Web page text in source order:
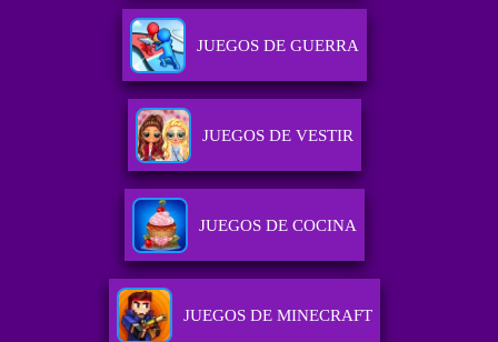
JUEGOS DE GUERRA
JUEGOS DE VESTIR
JUEGOS DE COCINA
JUEGOS DE MINECRAFT